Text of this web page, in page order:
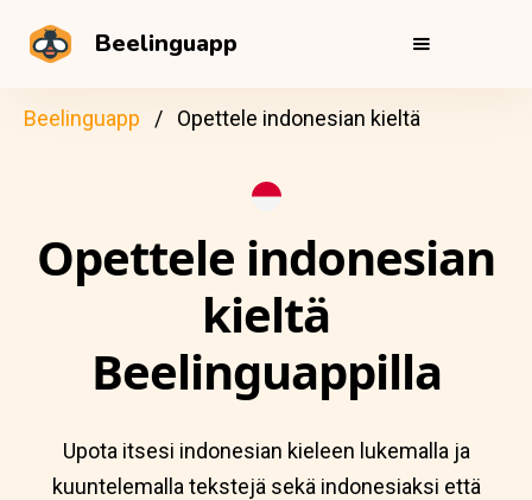
Beelinguapp
Beelinguapp Opettele indonesian kieltä
Opettele indonesian
kieltä
Beelinguappilla
Upota itsesi indonesian kieleen lukemalla ja
kuuntelemalla tekstejä sekä indonesiaksi että